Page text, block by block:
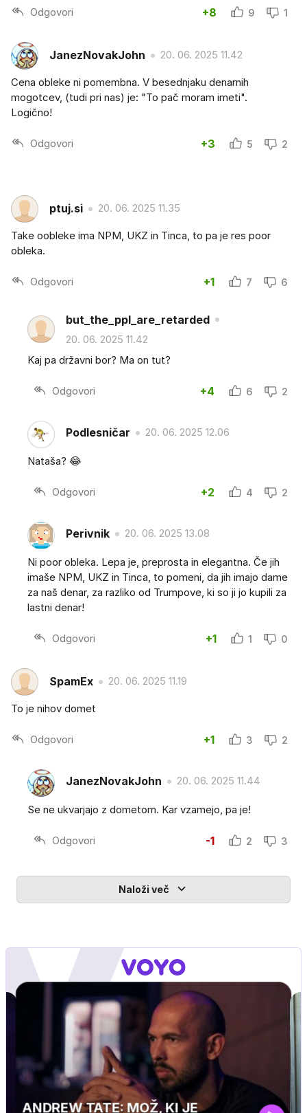
Odgovori +8 9 1
JanezNovakJohn 20. 06. 2025 11.42
Cena obleke ni pomembna. V besednjaku denarnih
mogotcev, (tudi pri nas) je: "To pač moram imeti".
Logično!
Odgovori +3 5 2
ptuj.si 20. 06. 2025 11.35
Take oobleke ima NPM, UKZ in Tinca, to pa je res poor
obleka.
Odgovori +1 7 6
but_the_ppl_are_retarded
20. 06. 2025 11.42
Kaj pa državni bor? Ma on tut?
Odgovori +4 6 2
Podlesničar 20. 06. 2025 12.06
Nataša? 😂
Odgovori +2 4 2
Perivnik 20. 06. 2025 13.08
Ni poor obleka. Lepa je, preprosta in elegantna. Če jih
imaše NPM, UKZ in Tinca, to pomeni, da jih imajo dame
za naš denar, za razliko od Trumpove, ki so ji jo kupili za
lastni denar!
Odgovori +1 1 0
SpamEx 20. 06. 2025 11.19
To je nihov domet
Odgovori +1 3 2
JanezNovakJohn 20. 06. 2025 11.44
Se ne ukvarjajo z dometom. Kar vzamejo, pa je!
Odgovori -1 2 3
Naloži več